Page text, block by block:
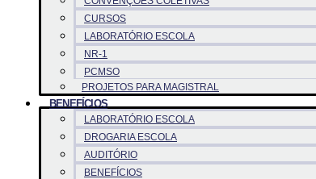
CURSOS
LABORATÓRIO ESCOLA
NR-1
PCMSO
PROJETOS PARA MAGISTRAL
BENEFÍCIOS
LABORATÓRIO ESCOLA
DROGARIA ESCOLA
AUDITÓRIO
BENEFÍCIOS